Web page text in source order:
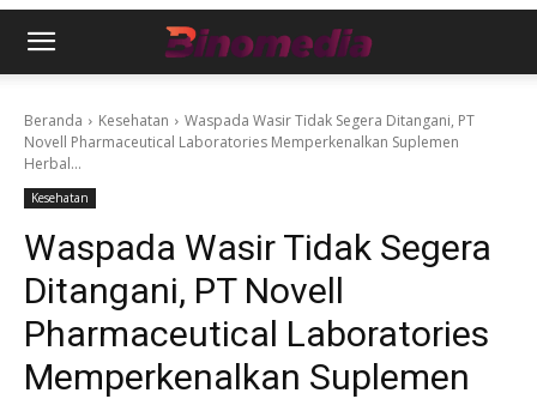
Beranda Kesehatan
Waspada Wasir Tidak Segera Ditangani, PT
Novell Pharmaceutical Laboratories Memperkenalkan Suplemen
Herbal...
Kesehatan
Waspada Wasir Tidak Segera
Ditangani, PT Novell
Pharmaceutical Laboratories
Memperkenalkan Suplemen